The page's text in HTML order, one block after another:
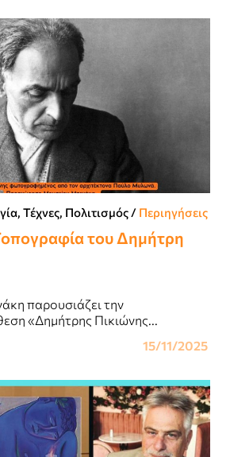
Τέχνες, Πολιτισμός / Περιηγήσεις
του Δημήτρη
παρουσιάζει την
«Δημήτρης Πικιώνης...
15/11/2025